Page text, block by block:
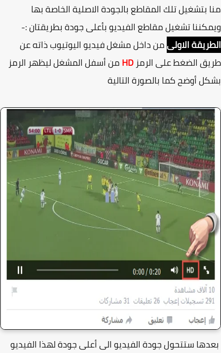
بتشغيل تلك المقاطع بالجودة الاصلية الخاصة بها
تشغيل مقاطع الفيديو بأعلى جودة بطريقتان :-
الاولىمن داخل مشغل فيديو اليوتيوب ذاته عن
الضغط على الرمزHDمن أسفل المشغل ليظهر الرمز
أوضح كما بالصورة التالية
ستتحول جودة الفيديو الى أعلى جودة لهذا الفيديو